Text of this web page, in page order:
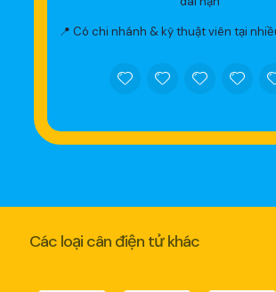
📍 Có chi nhánh & kỹ thuật viên tại
Các loại cân điện tử khác